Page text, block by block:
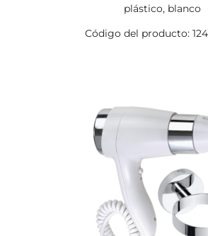
plástico, blanco
Código del producto: